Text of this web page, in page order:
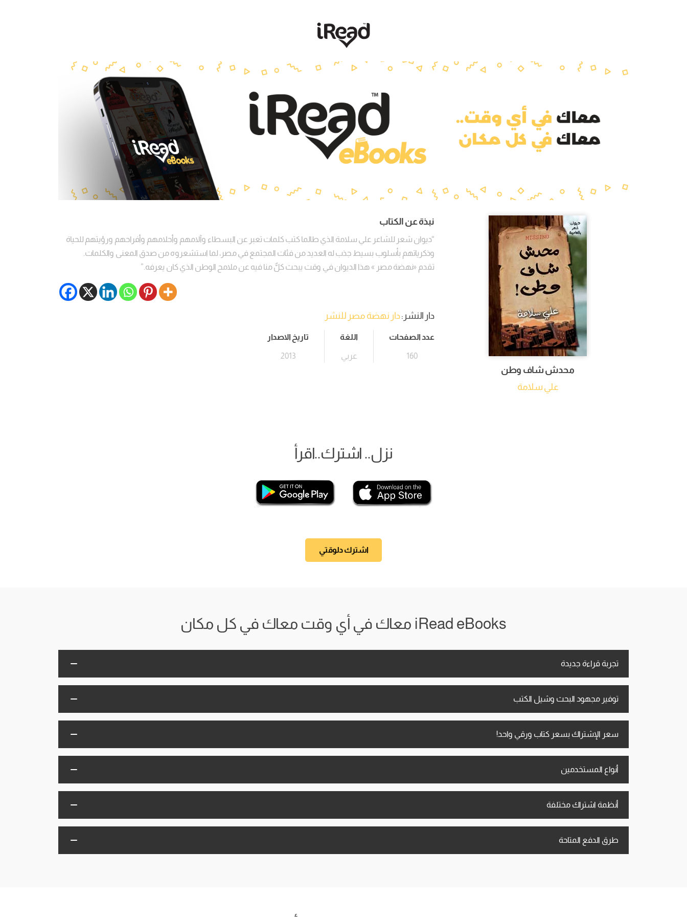
محدش شاف وطن
علي سلامة
نبذة عن الكتاب
“ديوان شعر للشاعر علي سلامة الذي طالما كتب كلمات تعبر عن البسطاء وآلامهم وأحلامهم وأفراحهم ورؤيتهم للحياة
وذكرياتهم بأسلوب بسيط جذب له العديد من فئات المجتمع في مصر، لما استشعروہ من صدق المعنى والكلمات.
تقدم «نهضة مصر » هذا الديوان في وقت يبحث كلٌّ منا فيه عن ملامح الوطن الذي كان يعرفه.”
دار النشر:دار نهضة مصر للنشر
عدد الصفحات
160
اللغة
عربي
تاريخ الاصدار
2013
نزل.. اشترك..اقرأ
اشترك دلوقتي
iRead eBooks معاك في أي وقت معاك في كل مكان
تجربة قراءة جديدة
توفير مجهود البحث وشيل الكتب
سعر الإشتراك بسعر كتاب ورقي واحد!
أنواع المستخدمين
أنظمة اشتراك مختلفة
طرق الدفع المتاحة